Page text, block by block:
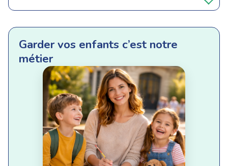
Garder vos enfants c’est notre
métier